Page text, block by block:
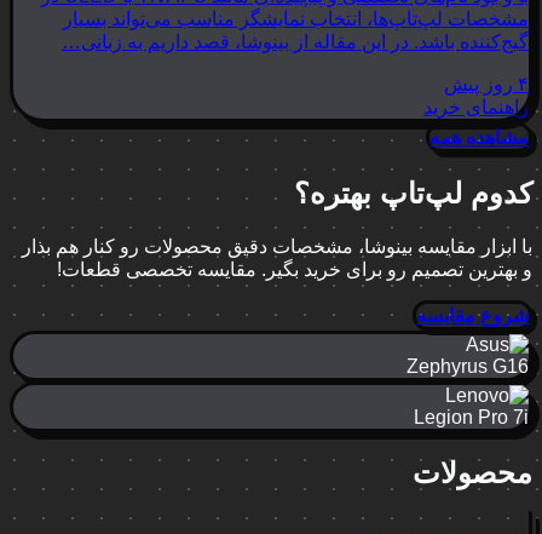
مشخصات لپ‌تاپ‌ها، انتخاب نمایشگر مناسب می‌تواند بسیار
گیج‌کننده باشد. در این مقاله از بینوشا، قصد داریم به زبانی…
۴ روز پیش
راهنمای خرید
مشاهده همه
کدوم لپ‌تاپ بهتره؟
با ابزار مقایسه بینوشا، مشخصات دقیق محصولات رو کنار هم بذار
و بهترین تصمیم رو برای خرید بگیر. مقایسه تخصصی قطعات!
شروع مقایسه
Zephyrus G16
Legion Pro 7i
محصولات